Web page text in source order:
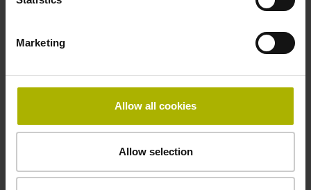
Marketing
Allow all cookies
Allow selection